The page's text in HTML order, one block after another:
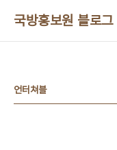
국방홍보원 블로그
언터쳐블